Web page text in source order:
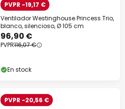
PVPR -19,17 €
Ventilador Westinghouse Princess Trio,
blanco, silencioso, Ø 105 cm
96,90 €
PVPR116,07 €
En stock
PVPR -20,56 €